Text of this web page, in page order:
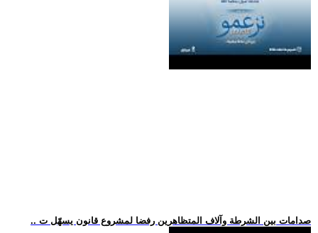
.. صدامات بين الشرطة وآلاف المتظاهرين رفضا لمشروع قانون يسهّل ت